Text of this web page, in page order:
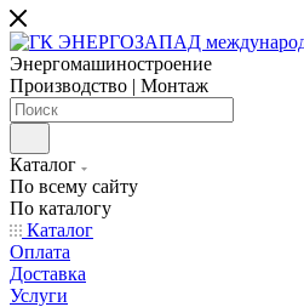
Энергомашиностроение
Производство | Монтаж
Каталог
По всему сайту
По каталогу
Каталог
Оплата
Доставка
Услуги